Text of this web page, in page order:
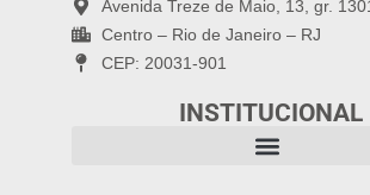
Avenida Treze de Maio, 13, gr.
Centro – Rio de Janeiro – RJ
CEP: 20031-901
INSTITUCIONAL